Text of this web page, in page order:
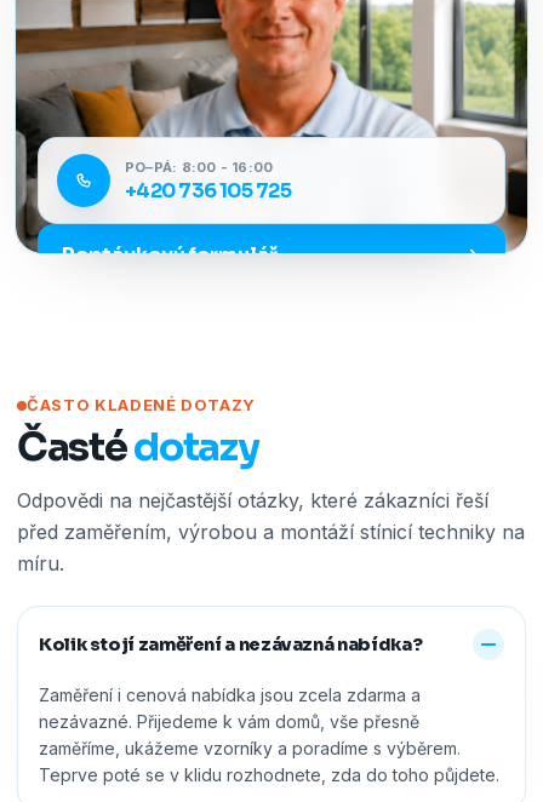
PO–PÁ: 8:00 - 16:00
+420 736 105 725
Poptávkový formulář
ČASTO KLADENÉ DOTAZY
Častédotazy
Odpovědi na nejčastější otázky, které zákazníci řeší
před zaměřením, výrobou a montáží stínicí techniky na
míru.
Kolik stojí zaměření a nezávazná nabídka?
Zaměření i cenová nabídka jsou zcela zdarma a
nezávazné. Přijedeme k vám domů, vše přesně
zaměříme, ukážeme vzorníky a poradíme s výběrem.
Teprve poté se v klidu rozhodnete, zda do toho půjdete.